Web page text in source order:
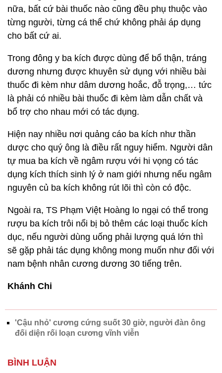
nữa, bất cứ bài thuốc nào cũng đều phụ thuộc vào
từng người, từng cá thể chứ không phải áp dụng
cho bất cứ ai.
Trong đông y ba kích được dùng để bổ thận, tráng
dương nhưng được khuyên sử dụng với nhiều bài
thuốc đi kèm như dâm dương hoắc, đỗ trọng,… tức
là phải có nhiều bài thuốc đi kèm làm dẫn chất và
bổ trợ cho nhau mới có tác dụng.
Hiện nay nhiều nơi quảng cáo ba kích như thần
dược cho quý ông là điều rất nguy hiểm. Người dân
tự mua ba kích về ngâm rượu với hi vọng có tác
dụng kích thích sinh lý ở nam giới nhưng nếu ngâm
nguyên củ ba kích không rút lõi thì còn có độc.
Ngoài ra, TS Phạm Việt Hoàng lo ngại có thể trong
rượu ba kích trôi nổi bị bỏ thêm các loại thuốc kích
dục, nếu người dùng uống phải lượng quá lớn thì
sẽ gặp phải tác dụng không mong muốn như đối với
nam bệnh nhân cương dương 30 tiếng trên.
Khánh Chi
'Cậu nhỏ' cương cứng suốt 30 giờ, người đàn ông
đối diện rối loạn cương vĩnh viễn